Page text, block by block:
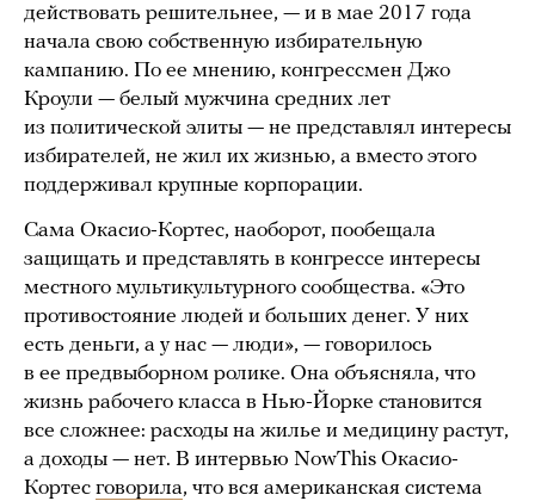
действовать решительнее, — и в мае 2017 года
начала свою собственную избирательную
кампанию. По ее мнению, конгрессмен Джо
Кроули — белый мужчина средних лет
из политической элиты — не представлял интересы
избирателей, не жил их жизнью, а вместо этого
поддерживал крупные корпорации.
Сама Окасио-Кортес, наоборот, пообещала
защищать и представлять в конгрессе интересы
местного мультикультурного сообщества. «Это
противостояние людей и больших денег. У них
есть деньги, а у нас — люди», — говорилось
в ее предвыборном ролике. Она объясняла, что
жизнь рабочего класса в Нью-Йорке становится
все сложнее: расходы на жилье и медицину растут,
а доходы — нет. В интервью NowThis Окасио-
Кортес говорила, что вся американская система